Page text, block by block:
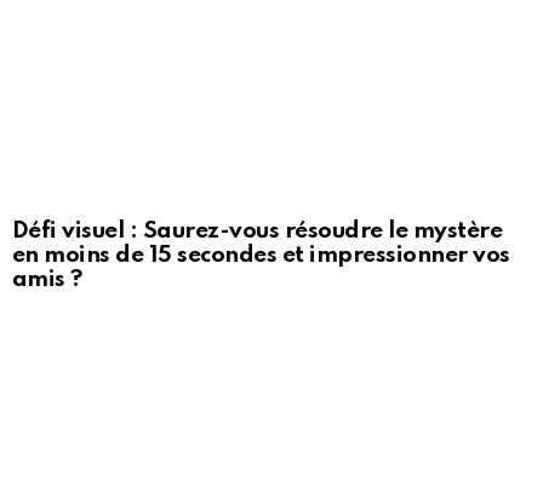
Défi visuel : Saurez-vous résoudre le mystère
en moins de 15 secondes et impressionner vos
amis ?